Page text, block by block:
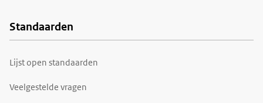
Voet
Standaarden
Lijst open standaarden
Veelgestelde vragen